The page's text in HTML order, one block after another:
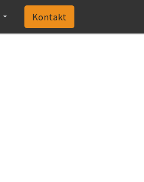
Kontakt